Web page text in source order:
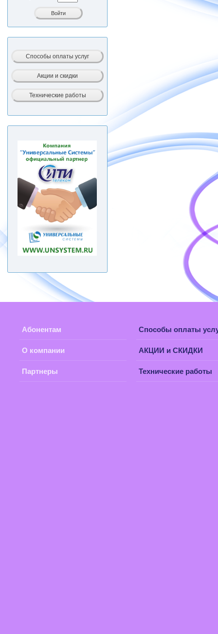
Абонентам
О компании
Партнеры
Способы оплаты
АКЦИИ и СКИДКИ
Технические работы